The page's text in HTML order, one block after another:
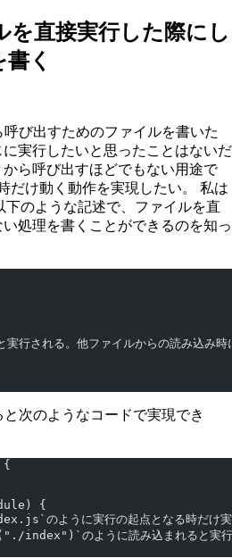
を直接実行した際にし
く
び出すためのファイルを書いた
実行したいと思ったことはないだ
ら呼び出すほどでもない用途で
だけ動く動作を実現したい。 私は
下のような記述で、ファイルを直
処理を書くことができるのを知っ
される。他ファイルからの読み込み時
と次のようなコードで実現でき
{
{
のように実行の起点となる時だけ実
index")`のように読み込まれると実行